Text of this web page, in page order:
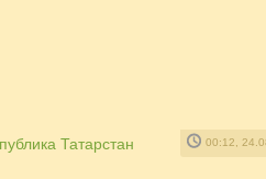
Татарстан 00:12,